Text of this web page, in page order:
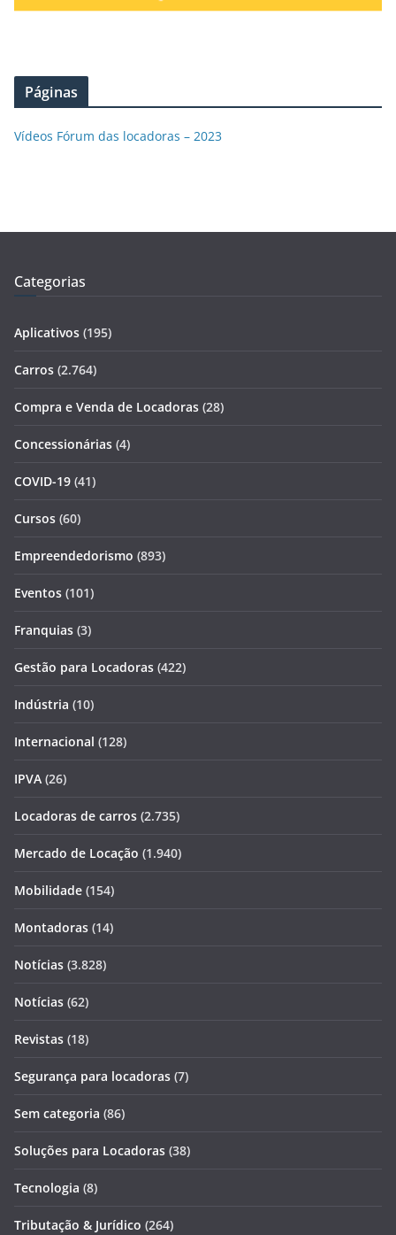
Páginas
Vídeos Fórum das locadoras – 2023
Categorias
Aplicativos (195)
Carros (2.764)
Compra e Venda de Locadoras (28)
Concessionárias (4)
COVID-19 (41)
Cursos (60)
Empreendedorismo (893)
Eventos (101)
Franquias (3)
Gestão para Locadoras (422)
Indústria (10)
Internacional (128)
IPVA (26)
Locadoras de carros (2.735)
Mercado de Locação (1.940)
Mobilidade (154)
Montadoras (14)
Notícias (3.828)
Notícias (62)
Revistas (18)
Segurança para locadoras (7)
Sem categoria (86)
Soluções para Locadoras (38)
Tecnologia (8)
Tributação & Jurídico (264)